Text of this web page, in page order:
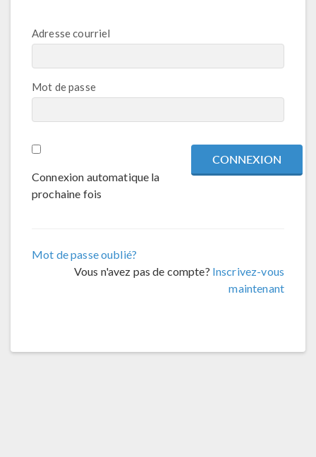
Adresse courriel
Mot de passe
Connexion automatique la
prochaine fois
Mot de passe oublié?
Vous n'avez pas de compte? Inscrivez-vous
maintenant